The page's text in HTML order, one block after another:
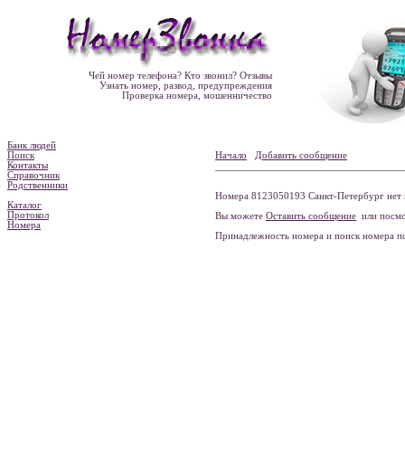
Чей номер телефона? Кто звонил? Отзывы
Узнать номер, развод, предупреждения
Проверка номера, мошенничество
Банк людей
Поиск
Контакты
Справочник
Родственники
Каталог
Протокол
Номера
Начало Добавить сообщение
Номера 8123050193 Санкт-Петербург нет
Вы можете Оставить сообщение или
Принадлежность номера и поиск номера